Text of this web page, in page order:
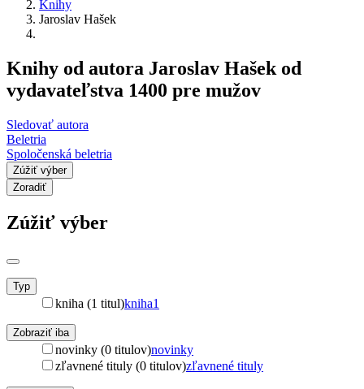
Knihy
Jaroslav Hašek
Knihy od autora Jaroslav Hašek od
vydavateľstva 1400 pre mužov
Sledovať autora
Beletria
Spoločenská beletria
Zúžiť výber
Zoradiť
Zúžiť výber
Typ
kniha (1 titul)kniha1
Zobraziť iba
novinky (0 titulov)novinky
zľavnené tituly (0 titulov)zľavnené tituly